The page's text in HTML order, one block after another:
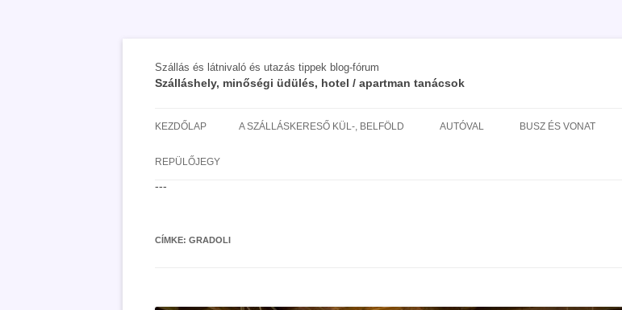
Szállás és látnivaló és utazás tippek blog-fórum
Szálláshely, minőségi üdülés, hotel / apartman tanácsok
a
KEZDŐLAP A SZÁLLÁSKERESŐ KÜL-, BELFÖLD AUTÓVAL BUSZ ÉS VONAT
REPÜLŐJEGY
---
CÍMKE: GRADOLI